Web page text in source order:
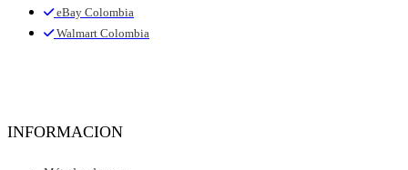
eBay Colombia
Walmart Colombia
INFORMACION